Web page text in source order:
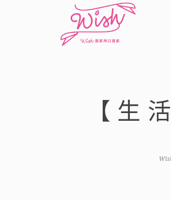
【生